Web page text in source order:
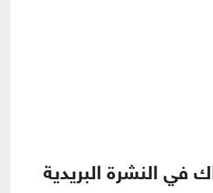
في النشرة البريدية